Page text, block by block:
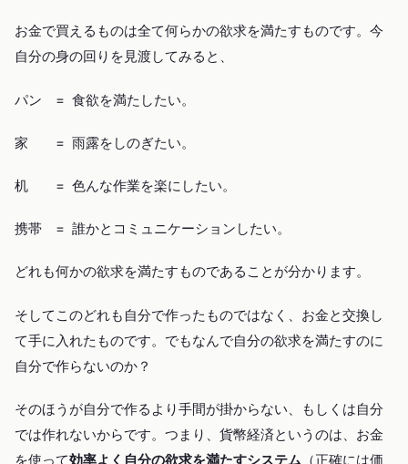
お金で買えるものは全て何らかの欲求を満たすものです。今
自分の身の回りを見渡してみると、
パン = 食欲を満たしたい。
家 = 雨露をしのぎたい。
机 = 色んな作業を楽にしたい。
携帯 = 誰かとコミュニケーションしたい。
どれも何かの欲求を満たすものであることが分かります。
そしてこのどれも自分で作ったものではなく、お金と交換し
て手に入れたものです。でもなんで自分の欲求を満たすのに
自分で作らないのか？
そのほうが自分で作るより手間が掛からない、もしくは自分
では作れないからです。つまり、貨幣経済というのは、お金
を使って効率よく自分の欲求を満たすシステム （正確には価